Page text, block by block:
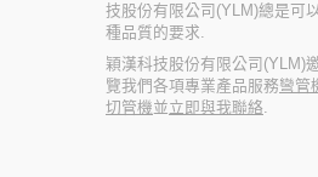
技股份有限公司(YLM)總是可
種品質的要求.
穎漢科技股份有限公司(YLM)
覽我們各項專業產品服務彎管
切管機並立即與我聯絡.